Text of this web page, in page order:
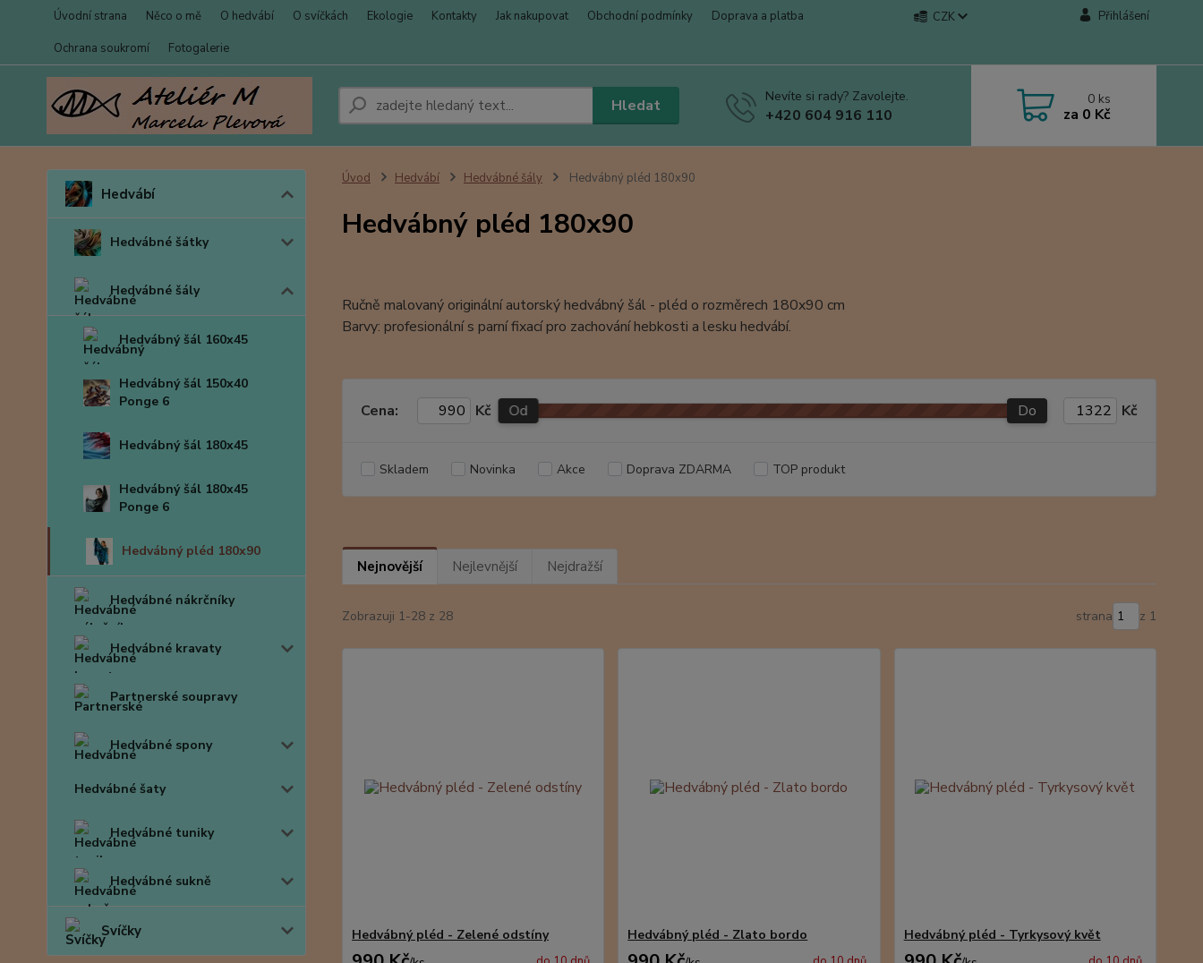
Úvodní strana Něco o mě O hedvábí O svíčkách Ekologie Kontakty Jak nakupovat Obchodní podmínky
Doprava a platba
Ochrana soukromí
Fotogalerie
CZK Přihlášení
Hledat Nevíte si rady? Zavolejte.
+420 604 916 110
0 ks
za 0 Kč
Hedvábí
Hedvábné šátky
Hedvábné šály
Hedvábný šál 160x45
Hedvábný šál 150x40
Ponge 6
Hedvábný šál 180x45
Hedvábný šál 180x45
Ponge 6
Hedvábný pléd 180x90
Hedvábné nákrčníky
Hedvábné kravaty
Partnerské soupravy
Hedvábné spony
Hedvábné šaty
Hedvábné tuniky
Hedvábné sukně
Svíčky
Úvod Hedvábí Hedvábné šály Hedvábný pléd 180x90
Hedvábný pléd 180x90
Ručně malovaný originální autorský hedvábný šál - pléd o rozměrech 180x90 cm
Barvy: profesionální s parní fixací pro zachování hebkosti a lesku hedvábí.
Cena: Kč Od Do Kč
Skladem Novinka Akce Doprava ZDARMA TOP produkt
Nejnovější Nejlevnější Nejdražší
Zobrazuji 1-28 z 28 strana z 1
Hedvábný pléd - Zelené odstíny Hedvábný pléd - Zlato bordo Hedvábný pléd - Tyrkysový květ